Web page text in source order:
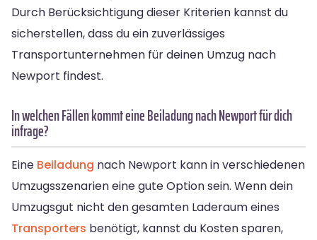
Durch Berücksichtigung dieser Kriterien kannst du
sicherstellen, dass du ein zuverlässiges
Transportunternehmen für deinen Umzug nach
Newport findest.
In welchen Fällen kommt eine Beiladung nach Newport für dich
infrage?
Eine Beiladung nach Newport kann in verschiedenen
Umzugsszenarien eine gute Option sein. Wenn dein
Umzugsgut nicht den gesamten Laderaum eines
Transporters benötigt, kannst du Kosten sparen,